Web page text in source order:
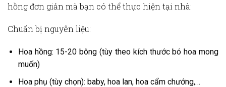
hồngđơn giản mà bạn có thể thực hiện tại nhà:
Chuẩn bị nguyên liệu:
Hoa hồng: 15-20 bông (tùy theo kích thước bó hoa mong
muốn)
Hoa phụ (tùy chọn): baby, hoa lan, hoa cẩm chướng,…